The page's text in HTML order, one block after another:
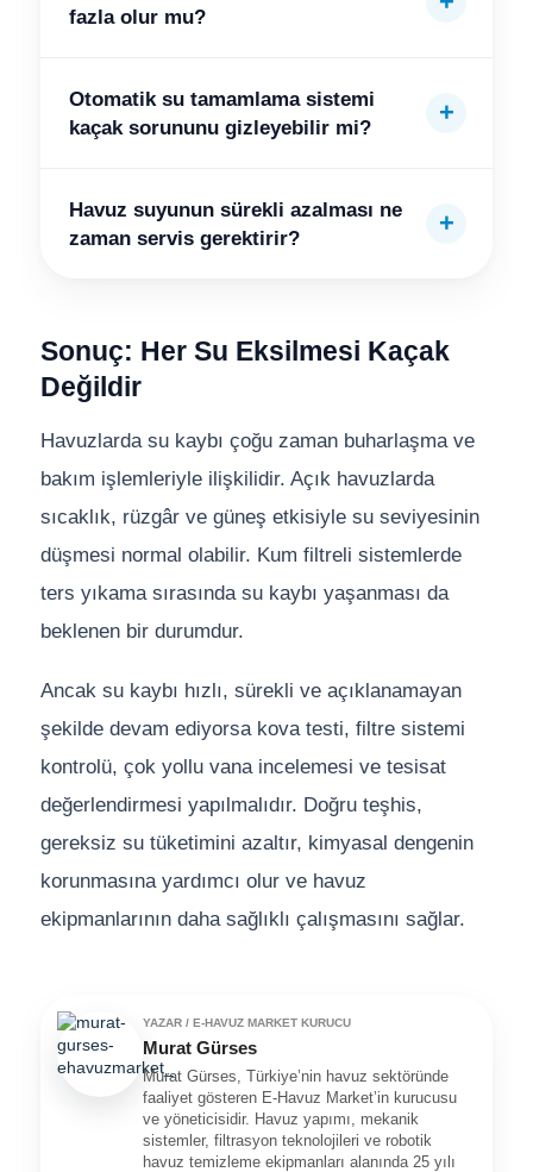
fazla olur mu?
Otomatik su tamamlama sistemi
kaçak sorununu gizleyebilir mi?
Havuz suyunun sürekli azalması ne
zaman servis gerektirir?
Sonuç: Her Su Eksilmesi Kaçak
Değildir
Havuzlarda su kaybı çoğu zaman buharlaşma ve
bakım işlemleriyle ilişkilidir. Açık havuzlarda
sıcaklık, rüzgâr ve güneş etkisiyle su seviyesinin
düşmesi normal olabilir. Kum filtreli sistemlerde
ters yıkama sırasında su kaybı yaşanması da
beklenen bir durumdur.
Ancak su kaybı hızlı, sürekli ve açıklanamayan
şekilde devam ediyorsa kova testi, filtre sistemi
kontrolü, çok yollu vana incelemesi ve tesisat
değerlendirmesi yapılmalıdır. Doğru teşhis,
gereksiz su tüketimini azaltır, kimyasal dengenin
korunmasına yardımcı olur ve havuz
ekipmanlarının daha sağlıklı çalışmasını sağlar.
YAZAR / E-HAVUZ MARKET KURUCU
Murat Gürses
Murat Gürses, Türkiye’nin havuz sektöründe
faaliyet gösteren E-Havuz Market’in kurucusu
ve yöneticisidir. Havuz yapımı, mekanik
sistemler, filtrasyon teknolojileri ve robotik
havuz temizleme ekipmanları alanında 25 yılı